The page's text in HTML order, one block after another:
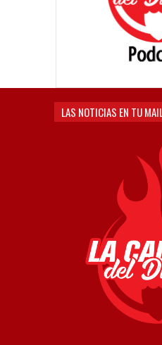
LAS NOTICIAS EN TU